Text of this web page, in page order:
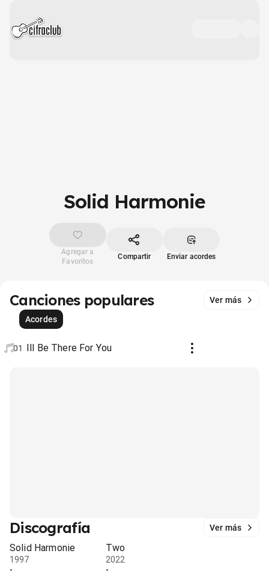
Solid Harmonie
Agregar a
Favoritos
Compartir Enviar acordes
Canciones populares
Ver más
Acordes
01 Ill Be There For You
Discografía Ver más
Solid Harmonie
1997
•
Two
2022
•